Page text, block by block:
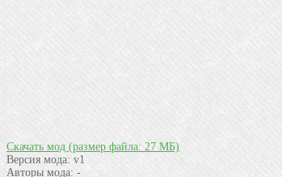
Скачать мод (размер файла: 27 МБ)
Версия мода: v1
Авторы мода: -